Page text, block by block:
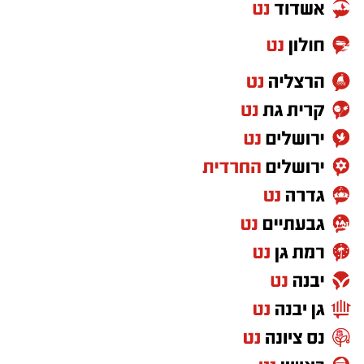
יש שירים שמדברים על תקופה מסוימת, ויש שירים
שגורמים לנו לשאול אם באמת משהו השתנה.
"מחכים למשיח" של שלום חנוך הפך לסמל של
ביקורת על המצב הכלכלי והחברתי ועל תחושת
המשבר. גם היום, כשמדברים על יוקר המחיה ועל
הפערים בחברה, השיר מצליח להישמע רלוונטי
באופן קצת יותר מדי משכנע.
"שירת הסטיקר" – הדג נחש כבר לא כותבים
שירים כאלו
לפני שהפוליטיקה הפכה למלחמת תגובות
בפייסבוק, היו הסטיקרים על המכוניות. "שירת
הסטיקר" לקחה את שלל הסיסמאות מהרחוב
הישראלי והפכה אותן לשיר אחד בלתי נשכח. מכל